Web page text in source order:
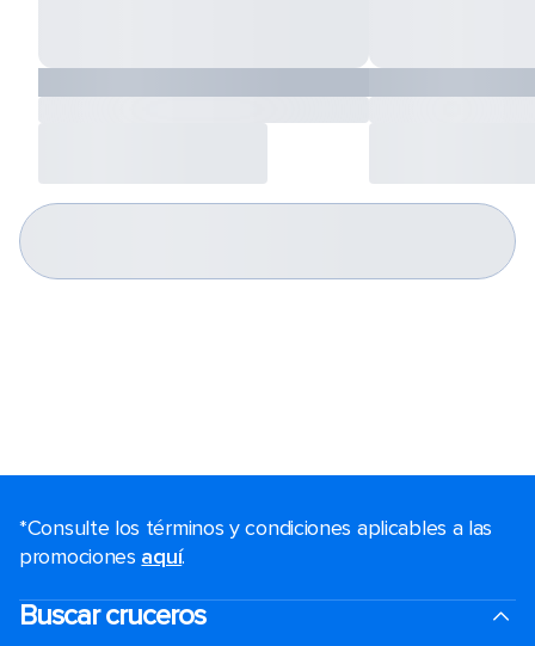
*Consulte los términos y condiciones aplicables a las
promociones aquí.
Buscar cruceros